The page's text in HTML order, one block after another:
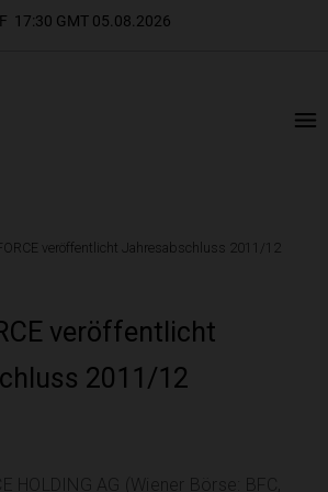
veröffentlicht Jahresabschluss 2011/12
veröffentlicht
2011/12
HOLDING AG (Wiener Börse: BFC,